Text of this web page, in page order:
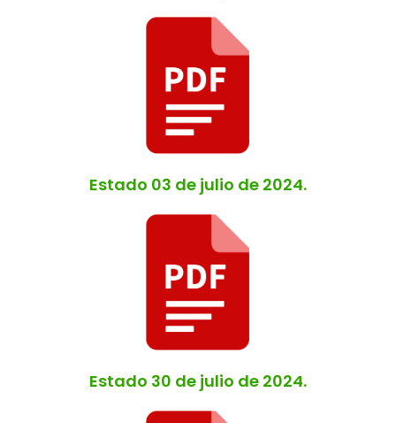
Estado 03 de julio de 2024.
Estado 30 de julio de 2024.